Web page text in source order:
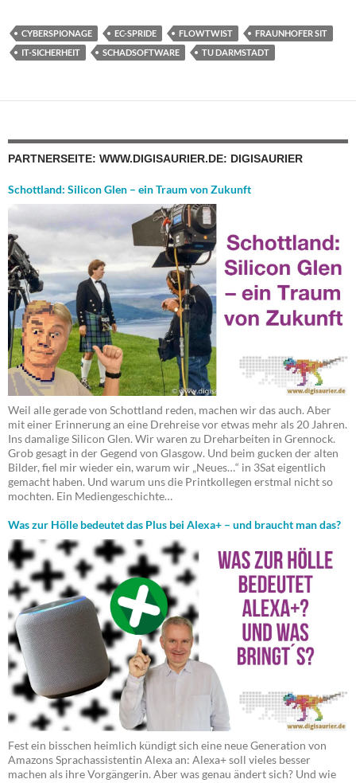
CYBERSPIONAGE EC-SPRIDE FLOWTWIST
FRAUNHOFER SIT
IT-SICHERHEIT
SCHADSOFTWARE TU DARMSTADT
PARTNERSEITE: WWW.DIGISAURIER.DE: DIGISAURIER
Schottland: Silicon Glen – ein Traum von Zukunft
Weil alle gerade von Schottland reden, machen wir das auch. Aber
mit einer Erinnerung an eine Drehreise vor etwas mehr als 20 Jahren.
Ins damalige Silicon Glen. Wir waren zu Dreharbeiten in Grennock.
Grob gesagt in der Gegend von Glasgow. Und beim gucken der alten
Bilder, fiel mir wieder ein, warum wir „Neues…“ in 3Sat eigentlich
gemacht haben. Und warum uns die Printkollegen erstmal nicht so
mochten. Ein Mediengeschichte…
Was zur Hölle bedeutet das Plus bei Alexa+ – und braucht man das?
Fest ein bisschen heimlich kündigt sich eine neue Generation von
Amazons Sprachassistentin Alexa an: Alexa+ soll vieles besser
machen als ihre Vorgängerin. Aber was genau ändert sich? Und wie